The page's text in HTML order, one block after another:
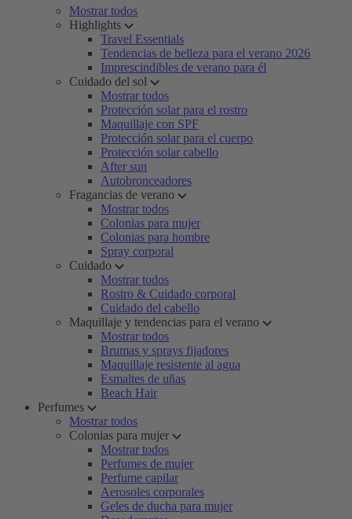
Mostrar todos
Highlights
Travel Essentials
Tendencias de belleza para el verano 2026
Imprescindibles de verano para él
Cuidado del sol
Mostrar todos
Protección solar para el rostro
Maquillaje con SPF
Protección solar para el cuerpo
Protección solar cabello
After sun
Autobronceadores
Fragancias de verano
Mostrar todos
Colonias para mujer
Colonias para hombre
Spray corporal
Cuidado
Mostrar todos
Rostro & Cuidado corporal
Cuidado del cabello
Maquillaje y tendencias para el verano
Mostrar todos
Brumas y sprays fijadores
Maquillaje resistente al agua
Esmaltes de uñas
Beach Hair
Perfumes
Mostrar todos
Colonias para mujer
Mostrar todos
Perfumes de mujer
Perfume capilar
Aerosoles corporales
Geles de ducha para mujer